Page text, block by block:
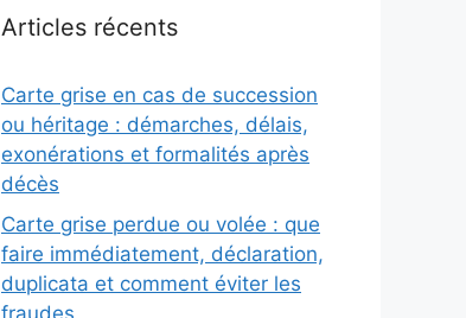
Articles récents
Carte grise en cas de succession
ou héritage : démarches, délais,
exonérations et formalités après
décès
Carte grise perdue ou volée : que
faire immédiatement, déclaration,
duplicata et comment éviter les
fraudes